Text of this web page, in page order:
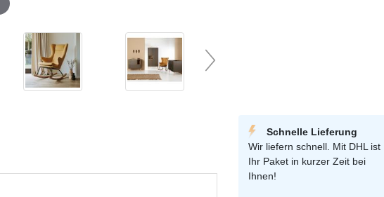
Schnelle Lieferung
Wir liefern schnell. Mit DHL ist
Ihr Paket in kurzer Zeit bei
Ihnen!